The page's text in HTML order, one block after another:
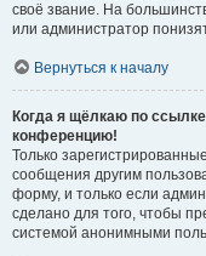
своё звание. На
или администратор
Вернуться к началу
Когда я щёлкаю по
конференцию!
Только
сообщения другим
форму, и только если
сделано для того, чтобы
системой анонимными